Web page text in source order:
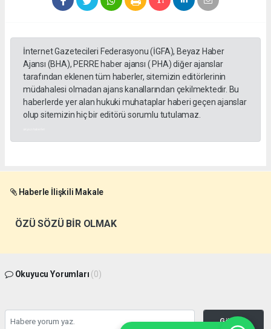
İnternet Gazetecileri Federasyonu (İGFA), Beyaz Haber
Ajansı (BHA), PERRE haber ajansı ( PHA) diğer ajanslar
tarafından eklenen tüm haberler, sitemizin editörlerinin
müdahalesi olmadan ajans kanallarından çekilmektedir. Bu
haberlerde yer alan hukuki muhataplar haberi geçen ajanslar
olup sitemizin hiç bir editörü sorumlu tutulamaz.
Haberle İlişkili Makale
ÖZÜ SÖZÜ BİR OLMAK
Okuyucu Yorumları (0)
Gönder